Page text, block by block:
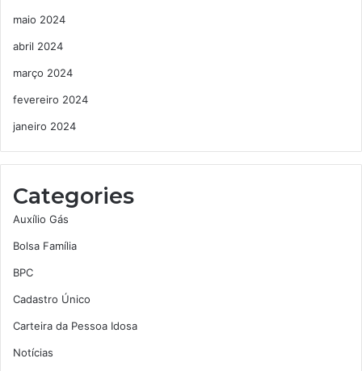
maio 2024
abril 2024
março 2024
fevereiro 2024
janeiro 2024
Categories
Auxílio Gás
Bolsa Família
BPC
Cadastro Único
Carteira da Pessoa Idosa
Notícias